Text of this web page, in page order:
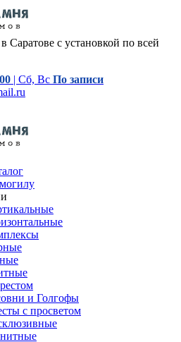
Саратове с установкой по всей
| Сб, Вс По записи
и Голгофы
с просветом